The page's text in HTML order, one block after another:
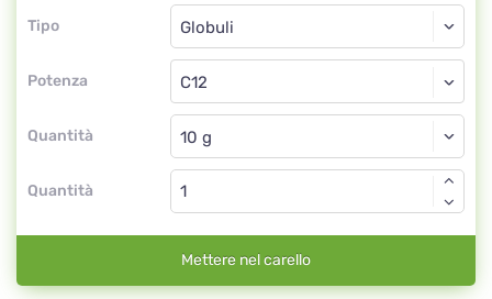
Tipo
Tipo
Potenza
Globuli
C12
Quantità
Globuli
Quantità
Mettere nel carello